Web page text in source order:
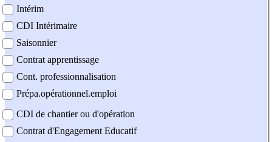
Intérim
CDI Intérimaire
Saisonnier
Contrat apprentissage
Cont. professionnalisation
Prépa.opérationnel.emploi
CDI de chantier ou d'opération
Contrat d'Engagement Educatif